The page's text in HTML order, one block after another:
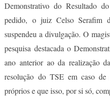
Demonstrativo do Resultado
pedido, o juiz Celso Serafim
suspendeu a divulgação. O
pesquisa destacada o
ano anterior ao da realização
resolução do TSE em caso de
próprios e que isso, por si só,